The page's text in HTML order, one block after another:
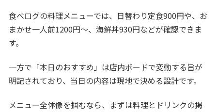
食べログの料理メニューでは、日替わり定食900円や、お
まかせ一人前1200円〜、海鮮丼930円などが確認できま
す。
一方で「本日のおすすめ」は店内ボードで変動する旨が
明記されており、当日の内容は現地で決める設計です。
メニュー全体像を掴むなら、まずは料理とドリンクの掲